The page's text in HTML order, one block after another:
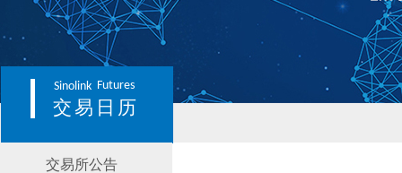
Sinolink Futures
交易日历
交易所公告